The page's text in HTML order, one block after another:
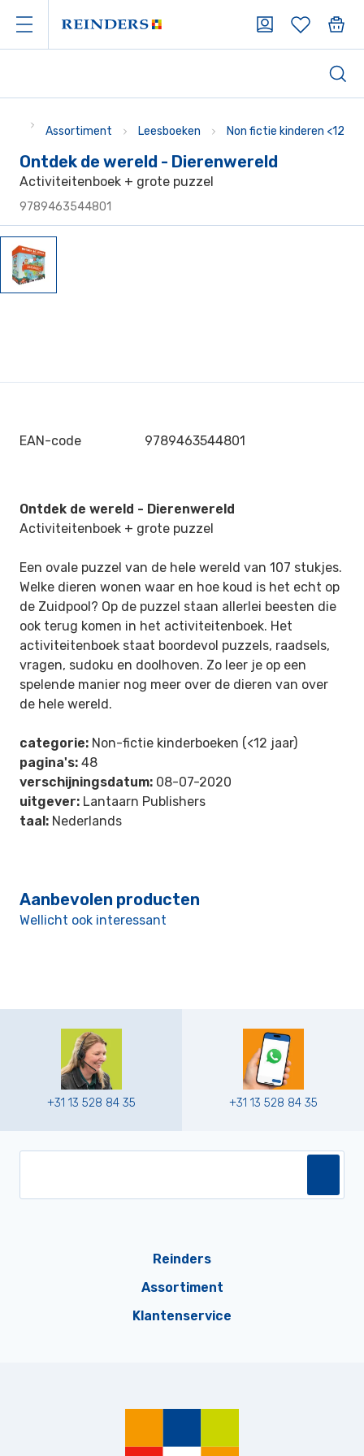
Assortiment Leesboeken Non fictie kinderen <12
Ontdek de wereld - Dierenwereld
Activiteitenboek + grote puzzel
9789463544801
EAN-code 9789463544801
Ontdek de wereld - Dierenwereld
Activiteitenboek + grote puzzel
Een ovale puzzel van de hele wereld van 107 stukjes.
Welke dieren wonen waar en hoe koud is het echt op
de Zuidpool? Op de puzzel staan allerlei beesten die
ook terug komen in het activiteitenboek. Het
activiteitenboek staat boordevol puzzels, raadsels,
vragen, sudoku en doolhoven. Zo leer je op een
spelende manier nog meer over de dieren van over
de hele wereld.
categorie: Non-fictie kinderboeken (<12 jaar)
pagina's: 48
verschijningsdatum: 08-07-2020
uitgever: Lantaarn Publishers
taal: Nederlands
Aanbevolen producten
Wellicht ook interessant
+31 13 528 84 35 +31 13 528 84 35
Reinders
Assortiment
Klantenservice